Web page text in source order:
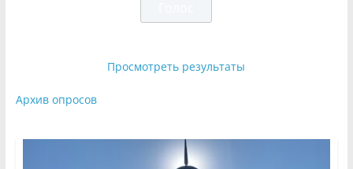
Просмотреть результаты
Архив опросов